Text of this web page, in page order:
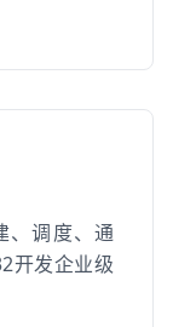
、调度、通
开发企业级